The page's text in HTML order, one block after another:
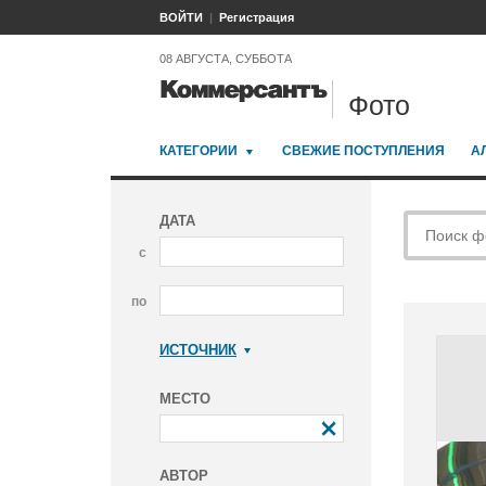
ВОЙТИ Регистрация
08 АВГУСТА, СУББОТА
Фото
КАТЕГОРИИ СВЕЖИЕ ПОСТУПЛЕНИЯ
ДАТА
с
по
ИСТОЧНИК
МЕСТО
АВТОР